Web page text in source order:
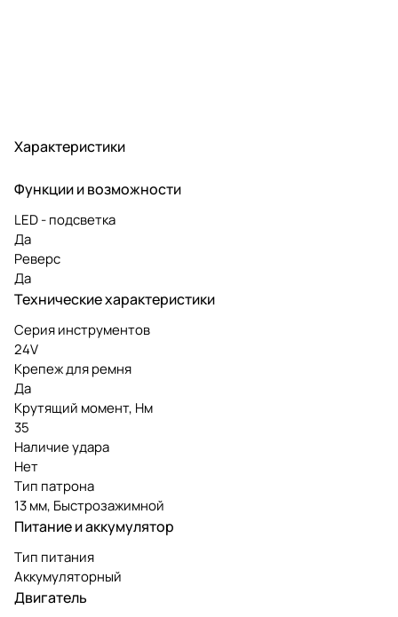
Характеристики
Функции и возможности
LED - подсветка
Да
Реверс
Да
Технические характеристики
Серия инструментов
24V
Крепеж для ремня
Да
Крутящий момент, Нм
35
Наличие удара
Нет
Тип патрона
13 мм, Быстрозажимной
Питание и аккумулятор
Тип питания
Аккумуляторный
Двигатель